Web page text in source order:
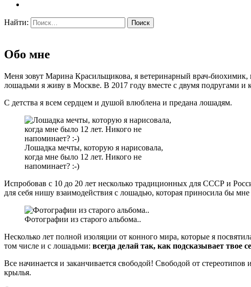
Найти:
Обо мне
Меня зовут Марина Красильщикова, я ветеринарный врач-
лошадьми я живу в Москве. В 2017 году вместе с двумя подругами и
С детства я всем сердцем и душой влюблена и предана лошадям.
Лошадка мечты, которую я нарисовала,
когда мне было 12 лет. Никого не
напоминает? :-)
Испробовав с 10 до 20 лет несколько традиционных для СССР и
для себя нишу взаимодействия с лошадью, которая приносила бы
Фотографии из старого альбома..
Несколько лет полной изоляции от конного мира, которые я
том числе и с лошадьми: всегда делай так, как подсказывает твое
Все начинается и заканчивается свободой! Свободой от
крылья.